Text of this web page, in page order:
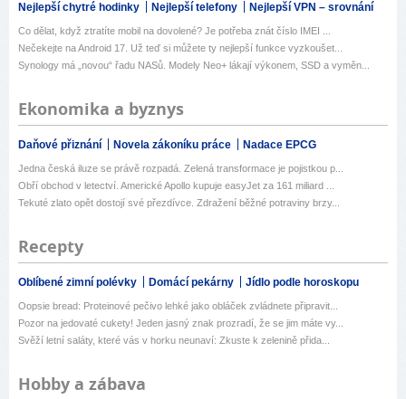
Nejlepší chytré hodinky Nejlepší telefony Nejlepší VPN – srovnání
Co dělat, když ztratíte mobil na dovolené? Je potřeba znát číslo IMEI ...
Nečekejte na Android 17. Už teď si můžete ty nejlepší funkce vyzkoušet...
Synology má „novou“ řadu NASů. Modely Neo+ lákají výkonem, SSD a vyměn...
Ekonomika a byznys
Daňové přiznání Novela zákoníku práce Nadace EPCG
Jedna česká iluze se právě rozpadá. Zelená transformace je pojistkou p...
Obří obchod v letectví. Americké Apollo kupuje easyJet za 161 miliard ...
Tekuté zlato opět dostojí své přezdívce. Zdražení běžné potraviny brzy...
Recepty
Oblíbené zimní polévky Domácí pekárny Jídlo podle horoskopu
Oopsie bread: Proteinové pečivo lehké jako obláček zvládnete připravit...
Pozor na jedovaté cukety! Jeden jasný znak prozradí, že se jim máte vy...
Svěží letní saláty, které vás v horku neunaví: Zkuste k zelenině přida...
Hobby a zábava